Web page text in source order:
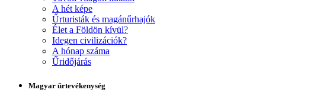
A hét képe
Űrturisták és magánűrhajók
Élet a Földön kívül?
Idegen civilizációk?
A hónap száma
Űridőjárás
Magyar űrtevékenység